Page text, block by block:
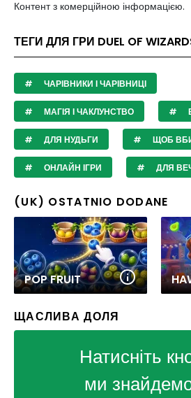
Контент з комерційною інформацією.
ТЕГИ ДЛЯ ГРИ DUEL OF
ЧАРІВНИКИ І ЧАРІВНИЦІ
МАГІЯ І ЧАКЛУНСТВО
ДЛЯ НУДЬГИ ЩОБ
ОНЛАЙН ІГРИ ДЛЯ
(UK) OSTATNIO DODANE
POP FRUIT
ЩАСЛИВА ДОЛЯ
Натисніть
ми